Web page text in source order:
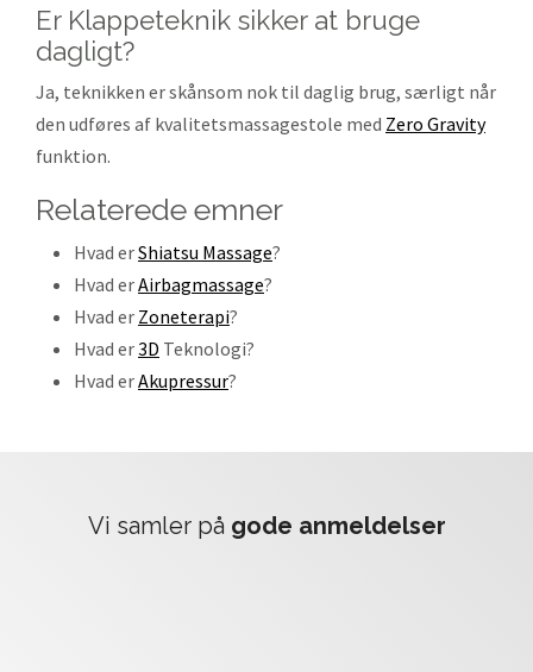
Er Klappeteknik sikker at bruge
dagligt?
Ja, teknikken er skånsom nok til daglig brug, særligt når
den udføres af kvalitetsmassagestole med Zero Gravity
funktion.
relaterede emner
Hvad erShiatsu Massage?
Hvad erAirbagmassage?
Hvad er Zoneterapi?
Hvad er3D Teknologi?
Hvad erAkupressur?
vi samler på gode anmeldelser